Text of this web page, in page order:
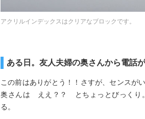
アクリルインデックスはクリアなブロックです。
ある日。友人夫婦の奥さんから電話が
この前はありがとう！！さすが、センスが
奥さんは ええ？？ とちょっとびっくり
る。